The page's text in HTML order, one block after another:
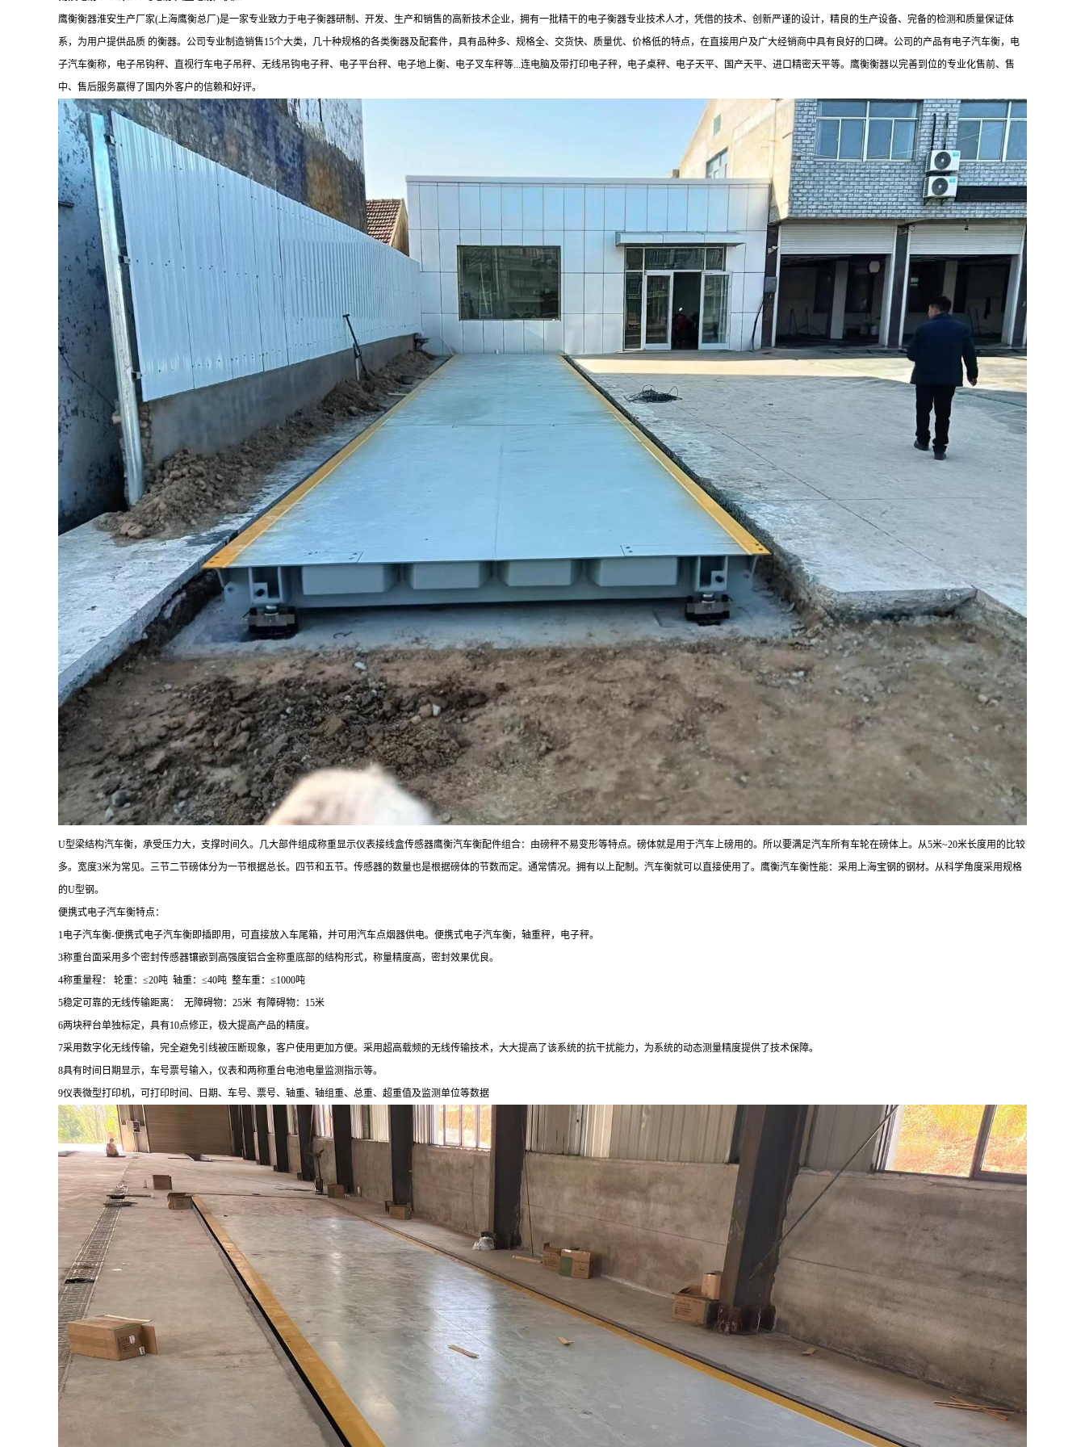
鹰衡衡器淮安生产厂家(上海鹰衡总厂)是一家专业致力于电子衡器研制、开发、生产和销售的高新技术企业，拥有一批精干的电子衡器专业技术人才，凭借的技术、创新严谨的设计，精良的生产设备、完备的检测和质量保证体
系，为用户提供品质 的衡器。公司专业制造销售15个大类，几十种规格的各类衡器及配套件，具有品种多、规格全、交货快、质量优、价格低的特点，在直接用户及广大经销商中具有良好的口碑。公司的产品有电子汽车衡，电
子汽车衡称，电子吊钩秤、直视行车电子吊秤、无线吊钩电子秤、电子平台秤、电子地上衡、电子叉车秤等...连电脑及带打印电子秤，电子桌秤、电子天平、国产天平、进口精密天平等。鹰衡衡器以完善到位的专业化售前、售
中、售后服务赢得了国内外客户的信赖和好评。
U型梁结构汽车衡，承受压力大，支撑时间久。几大部件组成称重显示仪表接线盒传感器鹰衡汽车衡配件组合：由磅秤不易变形等特点。磅体就是用于汽车上磅用的。所以要满足汽车所有车轮在磅体上。从5米~20米长度用的比较
多。宽度3米为常见。三节二节磅体分为一节根据总长。四节和五节。传感器的数量也是根据磅体的节数而定。通常情况。拥有以上配制。汽车衡就可以直接使用了。鹰衡汽车衡性能：采用上海宝钢的钢材。从科学角度采用规格
的U型钢。
便携式电子汽车衡特点：
1电子汽车衡-便携式电子汽车衡即插即用，可直接放入车尾箱，并可用汽车点烟器供电。便携式电子汽车衡，轴重秤，电子秤。
3称重台面采用多个密封传感器镶嵌到高强度铝合金称重底部的结构形式，称量精度高，密封效果优良。
4称重量程： 轮重：≤20吨 轴重：≤40吨 整车重：≤1000吨
5稳定可靠的无线传输距离： 无障碍物：25米 有障碍物：15米
6两块秤台单独标定，具有10点修正，极大提高产品的精度。
7采用数字化无线传输，完全避免引线被压断现象，客户使用更加方便。采用超高载频的无线传输技术，大大提高了该系统的抗干扰能力，为系统的动态测量精度提供了技术保障。
8具有时间日期显示，车号票号输入，仪表和两称重台电池电量监测指示等。
9仪表微型打印机，可打印时间、日期、车号、票号、轴重、轴组重、总重、超重值及监测单位等数据